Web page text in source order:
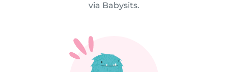
via Babysits.